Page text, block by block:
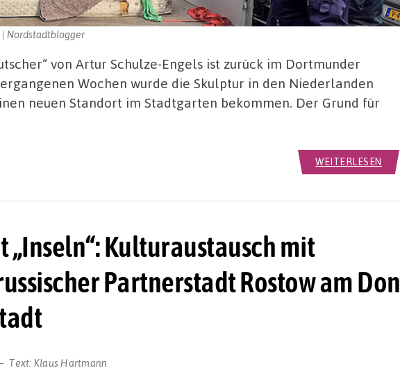
Nordstadtblogger
von Artur Schulze-Engels ist zurück im Dortmunder
Wochen wurde die Skulptur in den Niederlanden
neuen Standort im Stadtgarten bekommen. Der Grund für
WEITERLESEN
„Inseln“: Kulturaustausch mit
Partnerstadt Rostow am Don
Text: Klaus Hartmann